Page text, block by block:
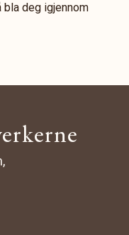
deg igjennom